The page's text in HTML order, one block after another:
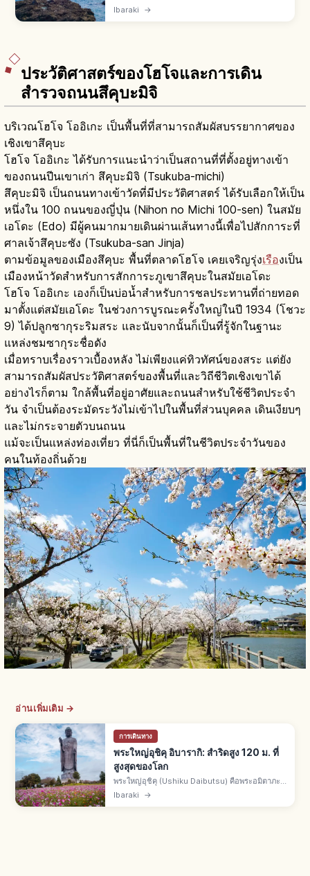
เมืองโออาไร จ.อิบารากิ ไฮไลต์คามิอิโซะโนะโทริอิ
Ibaraki →
ประวัติศาสตร์ของโฮโจและการเดิน
สำรวจถนนสึคุบะมิจิ
บริเวณโฮโจ โออิเกะ เป็นพื้นที่ที่สามารถสัมผัสบรรยากาศของ
เชิงเขาสึคุบะ
โฮโจ โออิเกะ ได้รับการแนะนำว่าเป็นสถานที่ที่ตั้งอยู่ทางเข้า
ของถนนปีนเขาเก่า สึคุบะมิจิ (Tsukuba-michi)
สึคุบะมิจิ เป็นถนนทางเข้าวัดที่มีประวัติศาสตร์ ได้รับเลือกให้เป็น
หนึ่งใน 100 ถนนของญี่ปุ่น (Nihon no Michi 100-sen) ในสมัย
เอโดะ (Edo) มีผู้คนมากมายเดินผ่านเส้นทางนี้เพื่อไปสักการะที่
ศาลเจ้าสึคุบะซัง (Tsukuba-san Jinja)
ตามข้อมูลของเมืองสึคุบะ พื้นที่ตลาดโฮโจ เคยเจริญรุ่งเรืองเป็น
เมืองหน้าวัดสำหรับการสักการะภูเขาสึคุบะในสมัยเอโดะ
โฮโจ โออิเกะ เองก็เป็นบ่อน้ำสำหรับการชลประทานที่ถ่ายทอด
มาตั้งแต่สมัยเอโดะ ในช่วงการบูรณะครั้งใหญ่ในปี 1934 (โชวะ
9) ได้ปลูกซากุระริมสระ และนับจากนั้นก็เป็นที่รู้จักในฐานะ
แหล่งชมซากุระชื่อดัง
เมื่อทราบเรื่องราวเบื้องหลัง ไม่เพียงแค่ทิวทัศน์ของสระ แต่ยัง
สามารถสัมผัสประวัติศาสตร์ของพื้นที่และวิถีชีวิตเชิงเขาได้
อย่างไรก็ตาม ใกล้พื้นที่อยู่อาศัยและถนนสำหรับใช้ชีวิตประจำ
วัน จำเป็นต้องระมัดระวังไม่เข้าไปในพื้นที่ส่วนบุคคล เดินเงียบๆ
และไม่กระจายตัวบนถนน
แม้จะเป็นแหล่งท่องเที่ยว ที่นี่ก็เป็นพื้นที่ในชีวิตประจำวันของ
คนในท้องถิ่นด้วย
อ่านเพิ่มเติม →
การเดินทาง
พระใหญ่อุชิคุ อิบารากิ: สำริดสูง 120 ม. ที่
สูงสุดของโลก
พระใหญ่อุชิคุ (Ushiku Daibutsu) คือพระอมิตาภะ
สำริดในอุชิคุ จ.อิบารากิ สูงรวม 120 ม. (ฐาน 20 +
Ibaraki →